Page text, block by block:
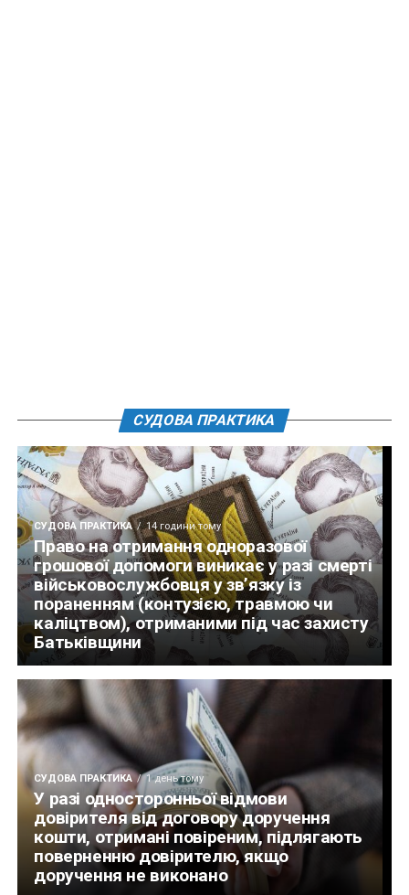
СУДОВА ПРАКТИКА
СУДОВА ПРАКТИКА 14 години тому
Право на отримання одноразової
грошової допомоги виникає у разі смерті
військовослужбовця у зв’язку із
пораненням (контузією, травмою чи
каліцтвом), отриманими під час захисту
Батьківщини
СУДОВА ПРАКТИКА 1 день тому
У разі односторонньої відмови
довірителя від договору доручення
кошти, отримані повіреним, підлягають
поверненню довірителю, якщо
доручення не виконано